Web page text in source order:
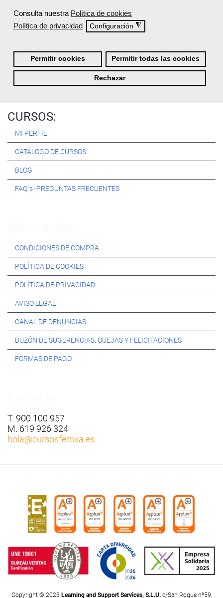
Consulta nuestra Política de cookies
Política de privacidad
Configuración ◮
Permitir cookies Permitir todas las cookies
Rechazar
Especialistas en consultoría y formación para el empleo
Nuestro objetivo diario es, única y exclusivamente, ayudarte a
conseguir tus metas profesionales ofreciéndote los mejores
CURSOS:
MI PERFIL
CATÁLOGO DE CURSOS
BLOG
FAQ´s -PREGUNTAS FRECUENTES
CONDICIONES DE COMPRA
POLÍTICA DE COOKIES
POLÍTICA DE PRIVACIDAD
AVISO LEGAL
CANAL DE DENUNCIAS
BUZÓN DE SUGERENCIAS, QUEJAS Y FELICITACIONES
FORMAS DE PAGO
T. 900 100 957
M. 619 926 324
hola@cursosfemxa.es
Copyright © 2023 Learning and Support Services, S.L.U.c/San Roque nº59,